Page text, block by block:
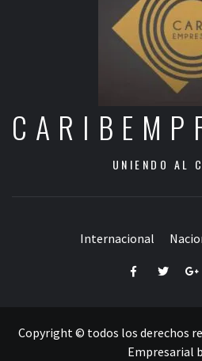
UNIENDO AL
Internacional
FacebookTwitter
Copyright © todos los derechos
Empresarial